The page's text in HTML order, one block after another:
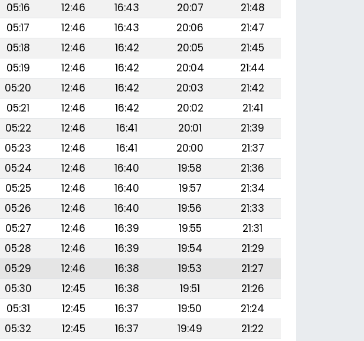
05:16 12:46 16:43 20:07
21:48
05:17 12:46 16:43 20:06
21:47
05:18 12:46 16:42 20:05
21:45
05:19 12:46 16:42 20:04
21:44
05:20 12:46 16:42 20:03
21:42
05:21 12:46 16:42 20:02
21:41
05:22 12:46 16:41 20:01
21:39
05:23 12:46 16:41 20:00
21:37
05:24 12:46 16:40 19:58
21:36
05:25 12:46 16:40 19:57
21:34
05:26 12:46 16:40 19:56
21:33
05:27 12:46 16:39 19:55
21:31
05:28 12:46 16:39 19:54
21:29
05:29 12:46 16:38 19:53
21:27
05:30 12:45 16:38 19:51
21:26
05:31 12:45 16:37 19:50
21:24
05:32 12:45 16:37 19:49
21:22